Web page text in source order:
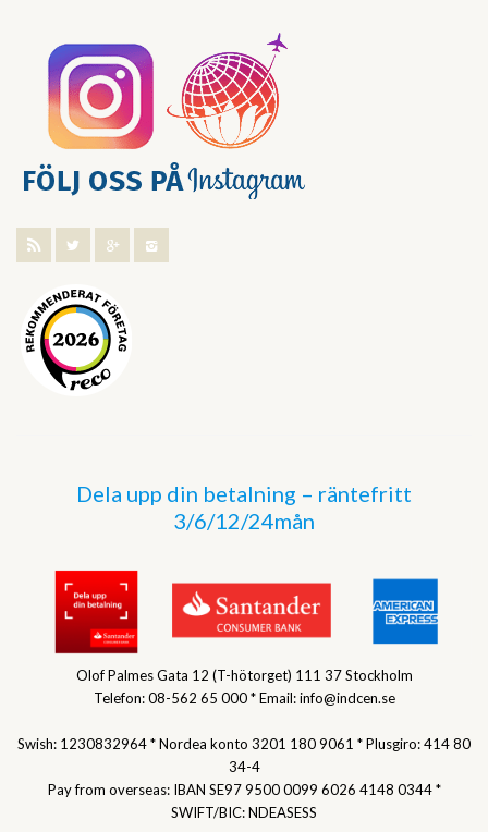
Dela upp din betalning – räntefritt
3/6/12/24mån
Olof Palmes Gata 12 (T-hötorget) 111 37 Stockholm
Telefon: 08-562 65 000 * Email: info@indcen.se
Swish: 1230832964 * Nordea konto 3201 180 9061 * Plusgiro: 414 80
34-4
Pay from overseas: IBAN SE97 9500 0099 6026 4148 0344 *
SWIFT/BIC: NDEASESS